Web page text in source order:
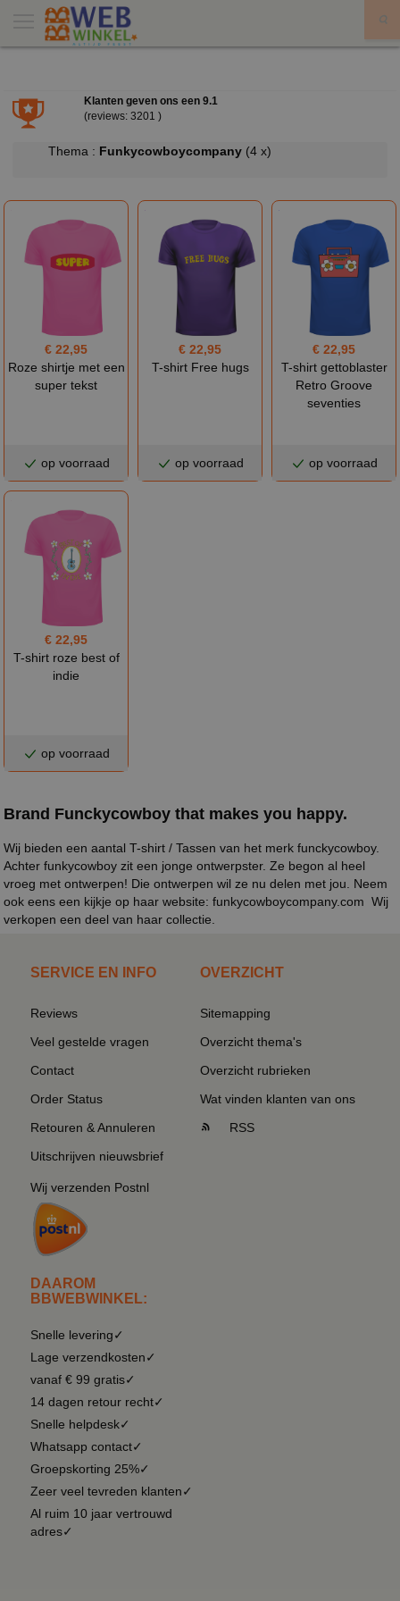
Klanten geven ons een 9.1
(reviews: 3201 )
Thema : Funkycowboycompany (4 x)
€ 22,95
Roze shirtje met een
super tekst
op voorraad
€ 22,95
T-shirt Free hugs
op voorraad
€ 22,95
T-shirt gettoblaster
Retro Groove
seventies
op voorraad
€ 22,95
T-shirt roze best of
indie
op voorraad
Brand Funckycowboy that makes you happy.
Wij bieden een aantal T-shirt / Tassen van het merk funckycowboy.
Achter funkycowboy zit een jonge ontwerpster. Ze begon al heel
vroeg met ontwerpen! Die ontwerpen wil ze nu delen met jou. Neem
ook eens een kijkje op haar website: funkycowboycompany.com Wij
verkopen een deel van haar collectie.
SERVICE EN INFO
Reviews
Veel gestelde vragen
Contact
Order Status
Retouren & Annuleren
Uitschrijven nieuwsbrief
Wij verzenden Postnl
DAAROM
BBWEBWINKEL:
Snelle levering✓
Lage verzendkosten✓
vanaf € 99 gratis✓
14 dagen retour recht✓
Snelle helpdesk✓
Whatsapp contact✓
Groepskorting 25%✓
Zeer veel tevreden klanten✓
Al ruim 10 jaar vertrouwd
adres✓
OVERZICHT
Sitemapping
Overzicht thema's
Overzicht rubrieken
Wat vinden klanten van ons
RSS